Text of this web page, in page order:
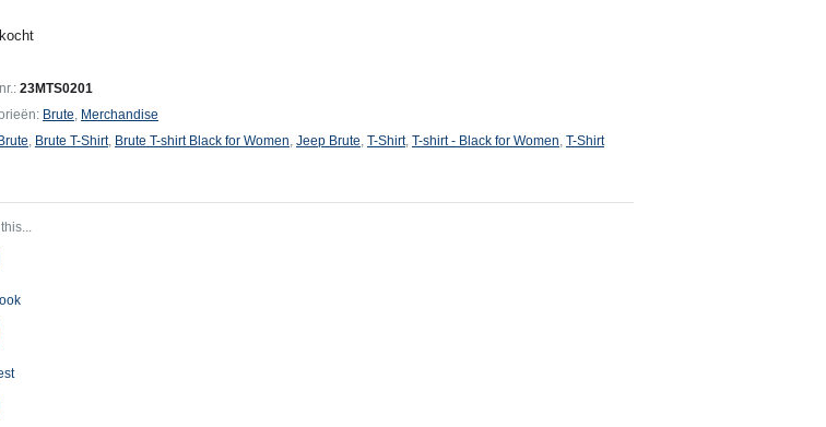
23MTS0201
Brute, Merchandise
Brute, Brute T-Shirt, Brute T-shirt Black for Women, Jeep Brute, T-Shirt, T-shirt - Black for Women, T-Shirt